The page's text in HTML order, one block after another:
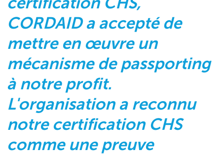
CORDAID a accepté de
mettre en œuvre un
mécanisme de passporting
à notre profit.
L'organisation a reconnu
notre certification CHS
comme une preuve